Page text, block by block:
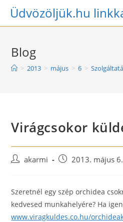
SkipÜdvözöljük.hu
Blog
> 2013 > május > 6 >
Virágcsokor
Postakarmi
Post2013. május
Szeretnél egy szép orchidea
kedvesed munkahelyére? Ha
www.viragkuldes.co.hu/